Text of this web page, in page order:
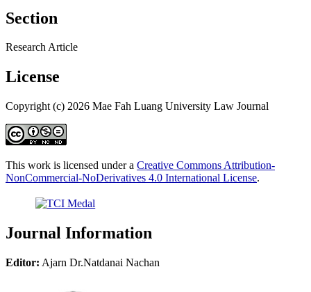
Section
Research Article
License
Copyright (c) 2026 Mae Fah Luang University Law Journal
This work is licensed under a Creative Commons Attribution-
NonCommercial-NoDerivatives 4.0 International License.
Journal Information
Editor: Ajarn Dr.Natdanai Nachan